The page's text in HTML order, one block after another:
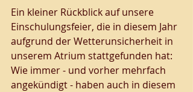
Ein kleiner Rückblick auf unsere
Einschulungsfeier, die in diesem Jahr
aufgrund der Wetterunsicherheit in
unserem Atrium stattgefunden hat:
Wie immer - und vorher mehrfach
angekündigt - haben auch in diesem